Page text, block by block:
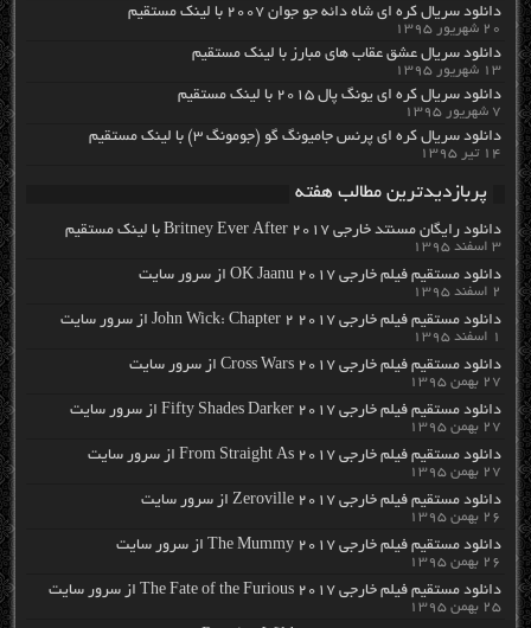
دانلود سریال کره ای شاه دائه جو جوان ۲۰۰۷ با لینک مستقیم
۲۰ شهریور ۱۳۹۵
دانلود سریال عشق عقاب های مبارز با لینک مستقیم
۱۳ شهریور ۱۳۹۵
دانلود سریال کره ای یونگ پال ۲۰۱۵ با لینک مستقیم
۷ شهریور ۱۳۹۵
دانلود سریال کره ای پرنس جامیونگ گو (جومونگ ۳) با لینک مستقیم
۱۴ تیر ۱۳۹۵
پربازدیدترین مطالب هفته
دانلود رایگان مسنتد خارجی Britney Ever After 2017 با لینک مستقیم
۳ اسفند ۱۳۹۵
دانلود مستقیم فیلم خارجی OK Jaanu 2017 از سرور سایت
۲ اسفند ۱۳۹۵
دانلود مستقیم فیلم خارجی John Wick: Chapter 2 2017 از سرور سایت
۱ اسفند ۱۳۹۵
دانلود مستقیم فیلم خارجی Cross Wars 2017 از سرور سایت
۲۷ بهمن ۱۳۹۵
دانلود مستقیم فیلم خارجی Fifty Shades Darker 2017 از سرور سایت
۲۷ بهمن ۱۳۹۵
دانلود مستقیم فیلم خارجی From Straight As 2017 از سرور سایت
۲۷ بهمن ۱۳۹۵
دانلود مستقیم فیلم خارجی Zeroville 2017 از سرور سایت
۲۶ بهمن ۱۳۹۵
دانلود مستقیم فیلم خارجی The Mummy 2017 از سرور سایت
۲۶ بهمن ۱۳۹۵
دانلود مستقیم فیلم خارجی The Fate of the Furious 2017 از سرور سایت
۲۵ بهمن ۱۳۹۵